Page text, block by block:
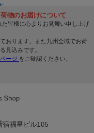
宿福星ビル105
寄せ商品は対象外